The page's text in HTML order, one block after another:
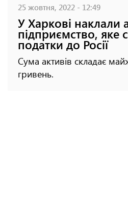
25 жовтня, 2022 - 12:49
У Харкові наклали
підприємство, яке
податки до Росії
Сума активів складає
гривень.